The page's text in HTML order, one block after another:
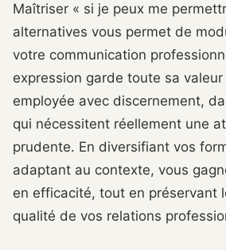
Maîtriser « si je peux me
alternatives vous permet de
votre communication
expression garde toute sa valeur
employée avec discernement,
qui nécessitent réellement une
prudente. En diversifiant vos
adaptant au contexte, vous
en efficacité, tout en préservant
qualité de vos relations